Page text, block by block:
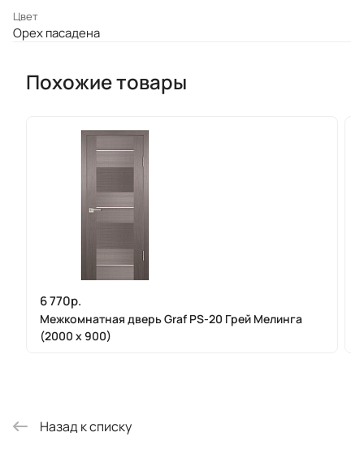
Цвет
Орех пасадена
Похожие товары
6 770р.
Межкомнатная дверь Graf PS-20 Грей Мелинга
(2000 х 900)
Назад к списку